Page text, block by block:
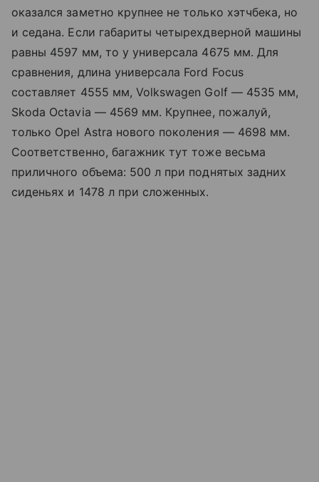
оказался заметно крупнее не только хэтчбека, но
и седана. Если габариты четырехдверной машины
равны 4597 мм, то у универсала 4675 мм. Для
сравнения, длина универсала Ford Focus
составляет 4555 мм, Volkswagen Golf — 4535 мм,
Skoda Octavia — 4569 мм. Крупнее, пожалуй,
только Opel Astra нового поколения — 4698 мм.
Соответственно, багажник тут тоже весьма
приличного объема: 500 л при поднятых задних
сиденьях и 1478 л при сложенных.